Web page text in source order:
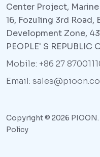
Center Project,
16, Fozuling 3rd
Development Zone,
PEOPLE' S REPUBLIC
Mobile: +86 27
Email:
Copyright © 2026 PIOON.
Policy